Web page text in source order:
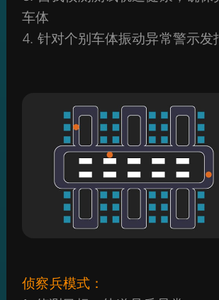
车体
4. 针对个别车体振动异常警示发
侦察兵模式：